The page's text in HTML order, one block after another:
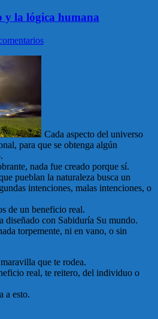
y la lógica humana
Cada aspecto del universo
para que se obtenga algún
nada fue creado porque sí.
pueblan la naturaleza busca un
intenciones, malas intenciones, o
de un beneficio real.
diseñado con Sabiduría Su mundo.
torpemente, ni en vano, o sin
que te rodea.
real, te reitero, del individuo o
a esto.